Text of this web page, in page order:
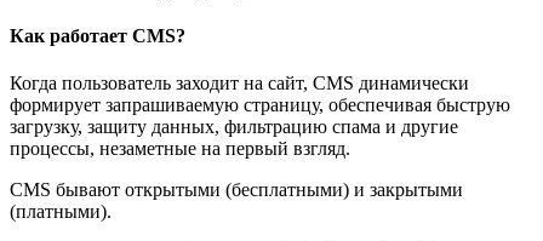
Как работает CMS?
Когда пользователь заходит на сайт, CMS динамически
формирует запрашиваемую страницу, обеспечивая быструю
загрузку, защиту данных, фильтрацию спама и другие
процессы, незаметные на первый взгляд.
CMS бывают открытыми (бесплатными) и закрытыми
(платными).